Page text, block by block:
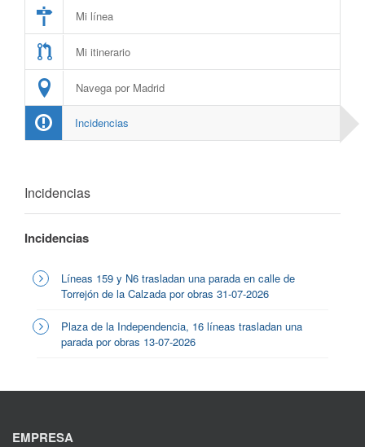
Mi línea
Mi itinerario
Navega por Madrid
Incidencias
Incidencias
Incidencias
Líneas 159 y N6 trasladan una parada en calle de
Torrejón de la Calzada por obras 31-07-2026
Plaza de la Independencia, 16 líneas trasladan una
parada por obras 13-07-2026
EMPRESA